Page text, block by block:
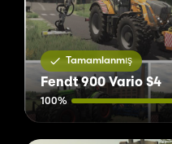
Tamamlanmış
Fendt 900 Vario S4
100%